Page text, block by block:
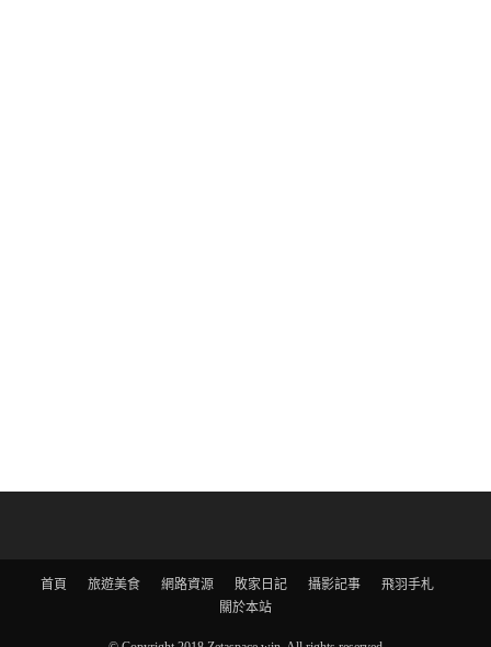
首頁 旅遊美食 網路資源 敗家日記 攝影記事
飛羽手札
關於本站